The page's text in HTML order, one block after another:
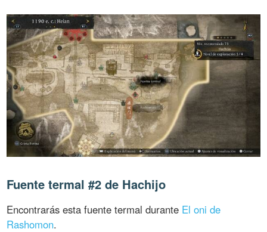
Fuente termal #2 de Hachijo
Encontrarás esta fuente termal durante El oni de
Rashomon.